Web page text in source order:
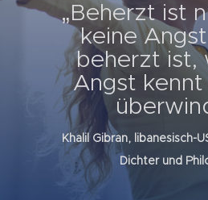
„Beherzt ist
keine
beherzt ist,
Angst kennt
Khalil Gibran, libanesisch-
Dichter und